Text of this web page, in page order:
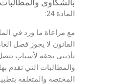
المادة 24:
القانون لا يجوز فصل
تأديبي بحقه لأسباب
والمطالبات التي تقدم
المختصة والمتعلقة